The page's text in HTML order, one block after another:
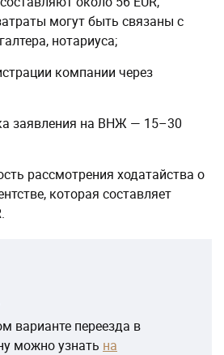
могут быть связаны с
нотариуса;
компании через
заявления на ВНЖ — 15–30
рассмотрения ходатайства о
которая составляет
варианте переезда в
можно узнать на